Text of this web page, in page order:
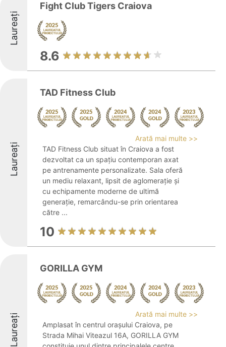
Laureați
Fight Club Tigers Craiova
8.6
Laureați
TAD Fitness Club
Arată mai multe >>
TAD Fitness Club situat în Craiova a fost
dezvoltat ca un spațiu contemporan axat
pe antrenamente personalizate. Sala oferă
un mediu relaxant, lipsit de aglomerație și
cu echipamente moderne de ultimă
generație, remarcându-se prin orientarea
către ...
10
Laureați
GORILLA GYM
Arată mai multe >>
Amplasat în centrul orașului Craiova, pe
Strada Mihai Viteazul 16A, GORILLA GYM